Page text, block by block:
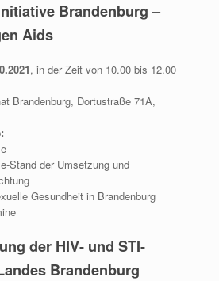
Brandenburg –
Aids
, in der Zeit von 10.00 bis 12.00
Brandenburg, Dortustraße 71A,
Stand der Umsetzung und
Gesundheit in Brandenburg
der HIV- und STI-
Brandenburg